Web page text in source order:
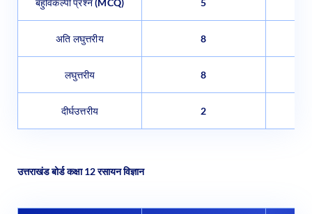
अति लघुत्तरीय 8
लघुत्तरीय 8
दीर्घउत्तरीय 2
प्रश्न प्रकार प्रश्नों की संख्या